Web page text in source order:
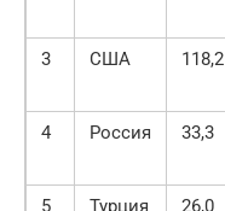
3 США 118,2
4 Россия 33,3
5 Турция 26,0